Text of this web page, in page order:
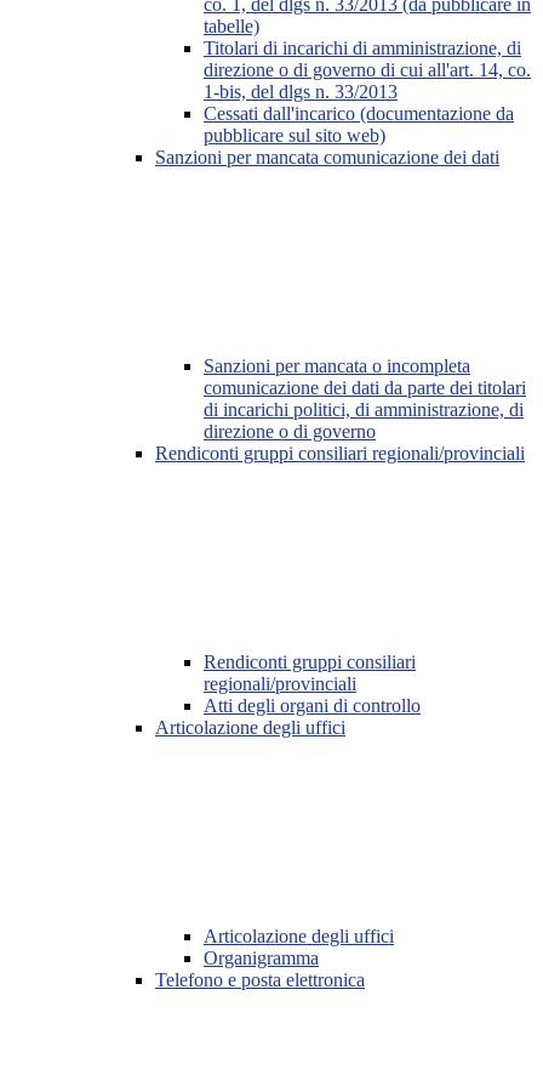
co. 1, del dlgs n. 33/2013 (da pubblicare in
tabelle)
Titolari di incarichi di amministrazione, di
direzione o di governo di cui all'art. 14, co.
1-bis, del dlgs n. 33/2013
Cessati dall'incarico (documentazione da
pubblicare sul sito web)
Sanzioni per mancata comunicazione dei dati
Sanzioni per mancata o incompleta
comunicazione dei dati da parte dei titolari
di incarichi politici, di amministrazione, di
direzione o di governo
Rendiconti gruppi consiliari regionali/provinciali
Rendiconti gruppi consiliari
regionali/provinciali
Atti degli organi di controllo
Articolazione degli uffici
Articolazione degli uffici
Organigramma
Telefono e posta elettronica